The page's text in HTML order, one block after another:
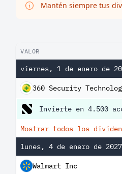
Mantén siempre tus
VALOR
viernes, 1 de enero de
360 Security
Invierte en 4.500
Mostrar todos los
lunes, 4 de enero de 2027
Walmart Inc